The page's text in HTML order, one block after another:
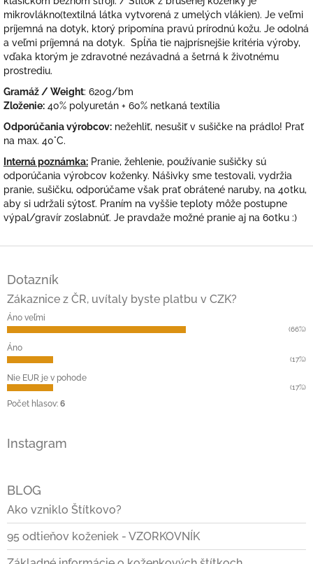
mikrovlákno(textilná látka vytvorená z umelých vlákien). Je veľmi
príjemná na dotyk, ktorý pripomína pravú prírodnú kožu. Je odolná
a veľmi príjemná na dotyk. Spĺňa tie najprísnejšie kritéria výroby,
vďaka ktorým je zdravotné nezávadná a šetrná k životnému
prostrediu.
Gramáž / Weight: 620g/bm
Zloženie: 40% polyuretán + 60% netkaná textília
Odporúčania výrobcov: nežehliť, nesušiť v sušičke na prádlo! Prať
na max. 40°C.
Interná poznámka: Pranie, žehlenie, používanie sušičky sú
odporúčania výrobcov koženky. Nášivky sme testovali, vydržia
pranie, sušičku, odporúčame však prať obrátené naruby, na 40tku,
aby si udržali sýtosť. Praním na vyššie teploty môže postupne
výpal/gravír zoslabnúť. Je pravdaže možné pranie aj na 60tku :)
e
Dotazník
Zákaznice z ČR, uvítaly byste platbu v CZK?
Áno veľmi
(66%)
Áno
(17%)
Nie EUR je v pohode
(17%)
Počet hlasov: 6
Instagram
BLOG
Ako vzniklo Štítkovo?
95 odtieňov koženiek - VZORKOVNÍK